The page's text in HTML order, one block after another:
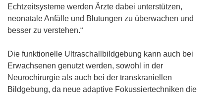
Echtzeitsysteme werden Ärzte dabei unterstützen,
neonatale Anfälle und Blutungen zu überwachen und
besser zu verstehen.“
Die funktionelle Ultraschallbildgebung kann auch bei
Erwachsenen genutzt werden, sowohl in der
Neurochirurgie als auch bei der transkraniellen
Bildgebung, da neue adaptive Fokussiertechniken die